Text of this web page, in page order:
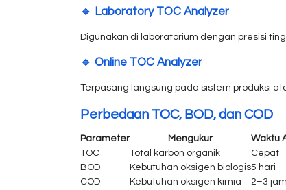
🔹 Laboratory TOC Analyzer
Digunakan di laboratorium dengan presisi
🔹 Online TOC Analyzer
Terpasang langsung pada sistem produksi
Perbedaan TOC, BOD, dan COD
Parameter Mengukur Waktu
TOC
Total karbon organik Cepat
BOD
Kebutuhan oksigen biologis5 hari
COD
Kebutuhan oksigen kimia 2–3 jam